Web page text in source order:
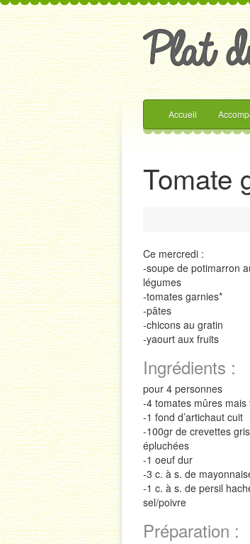
Accueil
Tomate
Ce mercredi :
-soupe de potimarron
légumes
-tomates garnies*
-pâtes
-chicons au gratin
-yaourt aux fruits
Ingrédients :
pour 4 personnes
-4 tomates mûres mais
-1 fond d’artichaut cuit
-100gr de crevettes
épluchées
-1 oeuf dur
-3 c. à s. de
-1 c. à s. de persil
sel/poivre
Préparation :